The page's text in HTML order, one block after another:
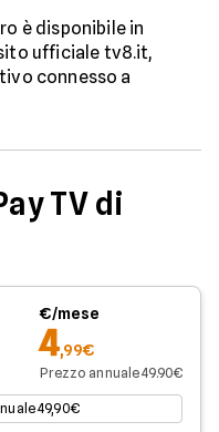
è disponibile in
ufficiale tv8.it,
connesso a
TV di
€/mese
4,99€
Prezzo annuale 49.90€
49,90€